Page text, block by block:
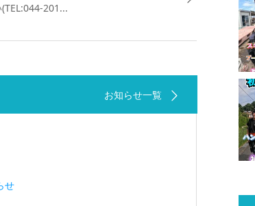
201...
お知らせ一覧
せ